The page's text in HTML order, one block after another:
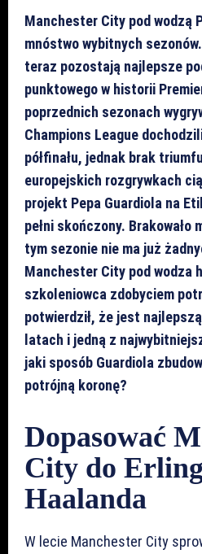
Manchester City pod wodzą
mnóstwo wybitnych
teraz pozostają najlepsze
punktowego w historii
poprzednich sezonach
Champions League
półfinału, jednak brak
europejskich rozgrywkach
projekt Pepa Guardiola na
pełni skończony. Brakowało
tym sezonie nie ma już
Manchester City pod wodza
szkoleniowca zdobyciem
potwierdził, że jest
latach i jedną z
jaki sposób Guardiola
potrójną koronę?
Dopasować
City do
Haalanda
W lecie Manchester City